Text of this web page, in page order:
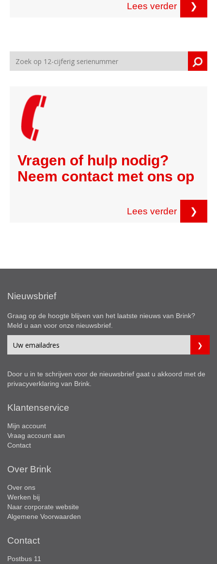
Lees verder ❯
Vragen of hulp nodig?
Neem contact met ons op
Lees verder ❯
Nieuwsbrief
Graag op de hoogte blijven van het laatste nieuws van Brink?
Meld u aan voor onze nieuwsbrief.
Door u in te schrijven voor de nieuwsbrief gaat u akkoord met de
privacyverklaring van Brink.
Klantenservice
Mijn account
Vraag account aan
Contact
Over Brink
Over ons
Werken bij
Naar corporate website
Algemene Voorwaarden
Contact
Postbus 11